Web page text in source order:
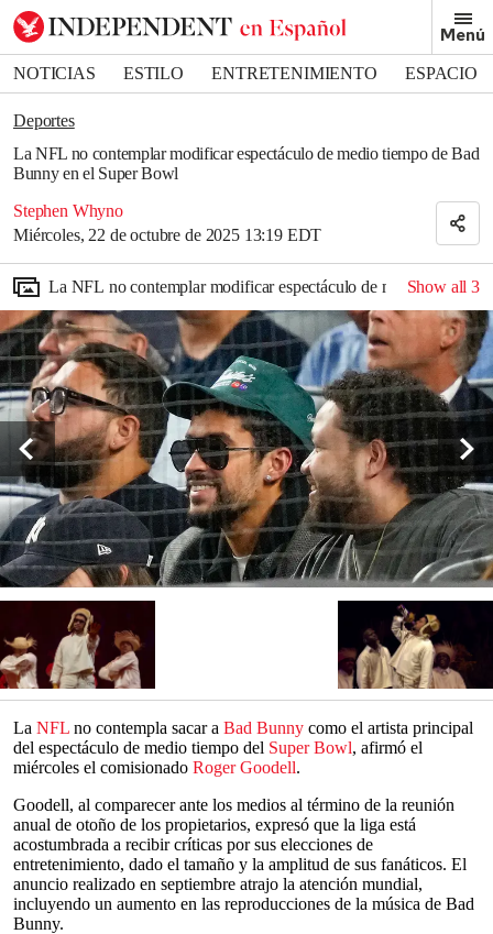
Menú
NOTICIAS ESTILO ENTRETENIMIENTO
ESPACIO
DEPORTES
Deportes
La NFL no contemplar modificar espectáculo de medio tiempo de Bad
Bunny en el Super Bowl
Stephen Whyno
Miércoles, 22 de octubre de 2025 13:19 EDT
Bookmark popover
Removed from bookmarks
Close popover
La NFL no contemplar modificar espectáculo de medio tiempo
Show all3
La NFL no contempla sacar a Bad Bunny como el artista principal
del espectáculo de medio tiempo del Super Bowl, afirmó el
miércoles el comisionado Roger Goodell.
Goodell, al comparecer ante los medios al término de la reunión
anual de otoño de los propietarios, expresó que la liga está
acostumbrada a recibir críticas por sus elecciones de
entretenimiento, dado el tamaño y la amplitud de sus fanáticos. El
anuncio realizado en septiembre atrajo la atención mundial,
incluyendo un aumento en las reproducciones de la música de Bad
Bunny.